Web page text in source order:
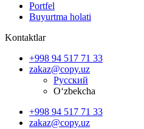
Portfel
Buyurtma holati
Kontaktlar
+998 94 517 71 33
zakaz@copy.uz
Русский
O‘zbekcha
+998 94 517 71 33
zakaz@copy.uz